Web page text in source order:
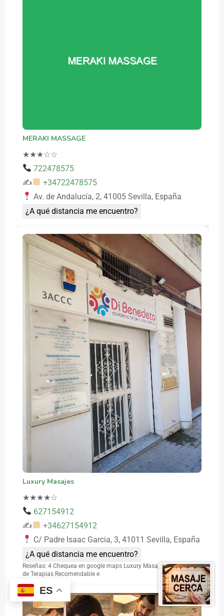
MERAKI MASSAGE
★★★☆☆
722478575
✍
+34722478575
Av. de Andalucía, 2, 41005 Sevilla, España
¿A qué distancia me encuentro?
Luxury Masajes
★★★★☆
627154912
✍
+34627154912
C/ Padre Isaac Garcia, 3, 41011 Sevilla, España
¿A qué distancia me encuentro?
Reseñas: 4 Chequea en google maps Luxury Masajes: Un Centro
de Terapias Recomendable e
ES